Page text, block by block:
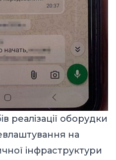
реалізації оборудки
на
інфраструктури